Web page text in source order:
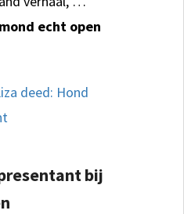
echt open
deed: Hond
bij